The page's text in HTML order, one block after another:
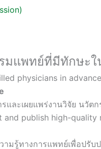
มแพทย์ที่มีทักษะใ
physicians in
รและเผยแพร่งานวิจัย นวั
and publish high-quality
ามรู้ทางการแพทย์เพื่อปรับ